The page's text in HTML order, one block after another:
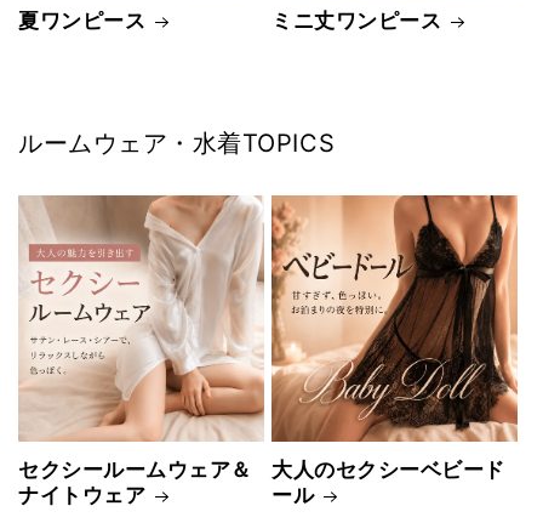
夏ワンピース ミニ丈ワンピース
ルームウェア・水着TOPICS
セクシールームウェア＆
ナイトウェア
大人のセクシーベビード
ール